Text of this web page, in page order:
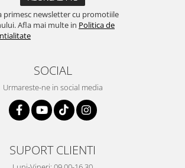
primesc newsletter cu promotiile
Afla mai multe in Politica de
SOCIAL
Urmareste-ne in social media
SUPORT CLIENTI